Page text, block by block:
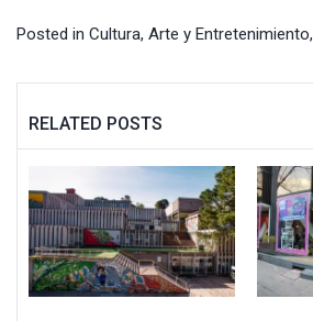
Posted in Cultura, Arte y Entretenimiento,
RELATED POSTS